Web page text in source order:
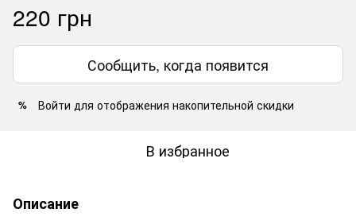
220 грн
Сообщить, когда появится
% Войти для отображения накопительной скидки
В избранное
Описание